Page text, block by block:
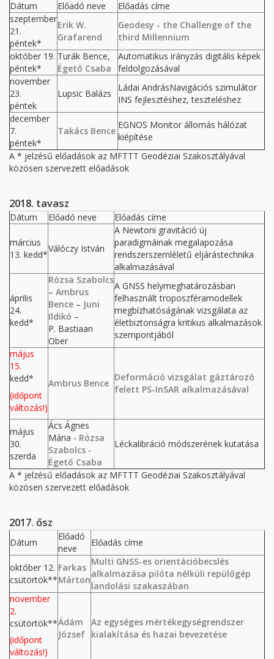
Dátum Előadó neve
Előadás címe
szeptember
21.
péntek*
Erik W.
Grafarend
Geodesy - the Challenge of the
third Millennium
október 19.
péntek*
Turák Bence,
Égető Csaba
Automatikus irányzás digitális képek
feldolgozásával
november
23.
péntek
Lupsic Balázs
Ládai AndrásNavigációs szimulátor
INS fejlesztéshez, teszteléshez
december
7.
péntek*
Takács Bence
EGNOS Monitor állomás hálózat
kiépítése
A * jelzésű előadások az MFTTT Geodéziai Szakosztályával
közösen szervezett előadások
2018. tavasz
Dátum Előadó neve Előadás címe
március
13. kedd*
Válóczy István
A Newtoni gravitáció új
paradigmáinak megalapozása
rendszerszemléletű eljárástechnika
alkalmazásával
április
24.
kedd*
Rózsa Szabolcs
– Ambrus
Bence – Juni
Ildikó –
P. Bastiaan
Ober
A GNSS helymeghatározásban
felhasznált troposzféramodellek
megbízhatóságának vizsgálata az
életbiztonságra kritikus alkalmazások
szempontjából
május
15.
kedd*
(időpont
változás!)
Ambrus Bence
Deformáció vizsgálat gáztározó
felett PS-InSAR alkalmazásával
május
30.
szerda
Ács Ágnes
Mária - Rózsa
Szabolcs -
Égető Csaba
Léckalibráció módszerének kutatása
A * jelzésű előadások az MFTTT Geodéziai Szakosztályával
közösen szervezett előadások
2017. ősz
Dátum
Előadó
neve
Előadás címe
október 12.
csütörtök**
Farkas
Márton
Multi GNSS-es orientációbecslés
alkalmazása pilóta nélküli repülőgép
landolási szakaszában
november
2.
csütörtök**
(időpont
változás!)
Ádám
József
Az egységes mértékegységrendszer
kialakítása és hazai bevezetése